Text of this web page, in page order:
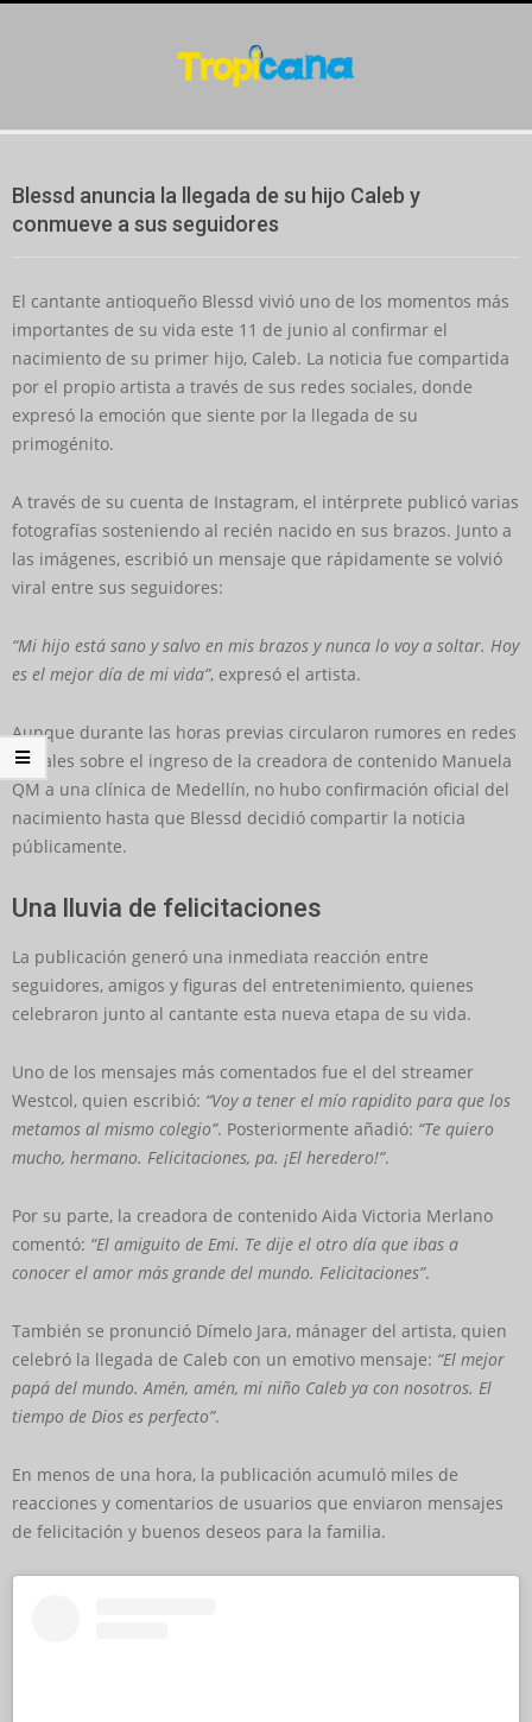
Menu
Blessd anuncia la llegada de su hijo Caleb y
conmueve a sus seguidores
El cantante antioqueño Blessd vivió uno de los momentos más
importantes de su vida este 11 de junio al confirmar el
nacimiento de su primer hijo, Caleb. La noticia fue compartida
por el propio artista a través de sus redes sociales, donde
expresó la emoción que siente por la llegada de su
primogénito.
A través de su cuenta de Instagram, el intérprete publicó varias
fotografías sosteniendo al recién nacido en sus brazos. Junto a
las imágenes, escribió un mensaje que rápidamente se volvió
viral entre sus seguidores:
“Mi hijo está sano y salvo en mis brazos y nunca lo voy a soltar. Hoy
es el mejor día de mi vida”, expresó el artista.
Aunque durante las horas previas circularon rumores en redes
sociales sobre el ingreso de la creadora de contenido Manuela
QM a una clínica de Medellín, no hubo confirmación oficial del
nacimiento hasta que Blessd decidió compartir la noticia
públicamente.
Una lluvia de felicitaciones
La publicación generó una inmediata reacción entre
seguidores, amigos y figuras del entretenimiento, quienes
celebraron junto al cantante esta nueva etapa de su vida.
Uno de los mensajes más comentados fue el del streamer
Westcol, quien escribió: “Voy a tener el mío rapidito para que los
metamos al mismo colegio”. Posteriormente añadió: “Te quiero
mucho, hermano. Felicitaciones, pa. ¡El heredero!”.
Por su parte, la creadora de contenido Aida Victoria Merlano
comentó: “El amiguito de Emi. Te dije el otro día que ibas a
conocer el amor más grande del mundo. Felicitaciones”.
También se pronunció Dímelo Jara, mánager del artista, quien
celebró la llegada de Caleb con un emotivo mensaje: “El mejor
papá del mundo. Amén, amén, mi niño Caleb ya con nosotros. El
tiempo de Dios es perfecto”.
En menos de una hora, la publicación acumuló miles de
reacciones y comentarios de usuarios que enviaron mensajes
de felicitación y buenos deseos para la familia.